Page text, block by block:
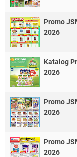
Promo
2026
Katalog
2026
Promo
2026
Promo
2026